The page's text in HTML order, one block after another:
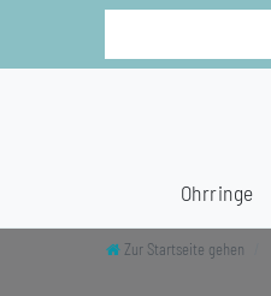
Ohrringe
Zur Startseite gehen